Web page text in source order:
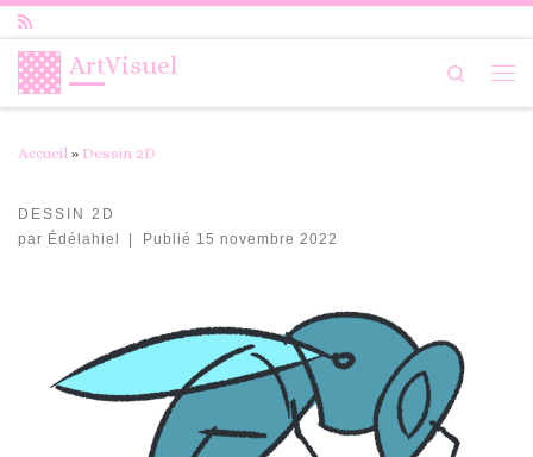
ArtVisuel
Search
Accueil » Dessin 2D
DESSIN 2D
par Édélahiel | Publié 15 novembre 2022